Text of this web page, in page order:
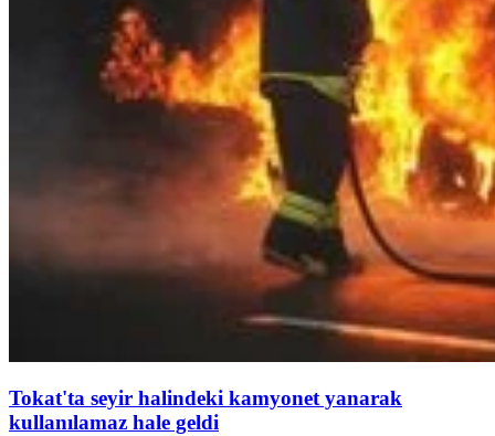
Tokat'ta seyir halindeki kamyonet yanarak
kullanılamaz hale geldi